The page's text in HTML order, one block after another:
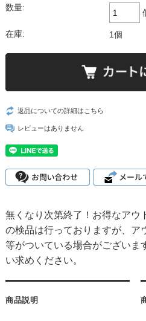
数量:
在庫: 1個
返品についての詳細はこちら
レビューはありません
無くなり次第終了！お得なア
の検品は行っておりますが、ア
等がついている場合がございま
い求めください。
商品説明